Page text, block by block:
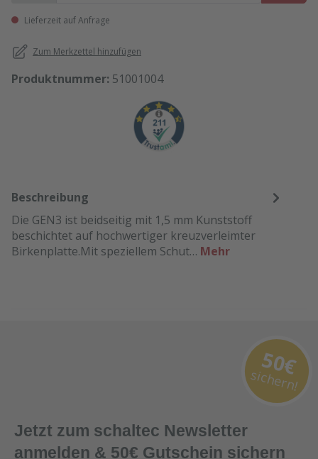
Lieferzeit auf Anfrage
Zum Merkzettel hinzufügen
Produktnummer: 51001004
Beschreibung
Die GEN3 ist beidseitig mit 1,5 mm Kunststoff
beschichtet auf hochwertiger kreuzverleimter
Birkenplatte.Mit speziellem Schut… Mehr
Jetzt zum schaltec Newsletter
anmelden & 50€ Gutschein sichern
50€
sichern!